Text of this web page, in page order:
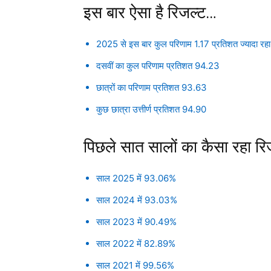
इस बार ऐसा है रिजल्ट…
2025 से इस बार कुल परिणाम 1.17 प्रतिशत ज्यादा
दसवीं का कुल परिणाम प्रतिशत 94.23
छात्रों का परिणाम प्रतिशत 93.63
कुछ छात्रा उत्तीर्ण प्रतिशत 94.90
पिछले सात सालों का कैसा रहा
साल 2025 में 93.06%
साल 2024 में 93.03%
साल 2023 में 90.49%
साल 2022 में 82.89%
साल 2021 में 99.56%